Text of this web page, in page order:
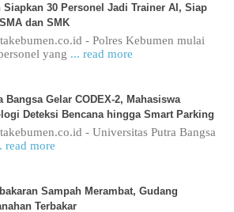
30 Personel Jadi Trainer AI, Siap
dan SMK
- Polres Kebumen mulai
yang ... read more
Bangsa Gelar CODEX-2, Mahasiswa
Deteksi Bencana hingga Smart Parking
- Universitas Putra Bangsa
read more
Sampah Merambat, Gudang
Terbakar